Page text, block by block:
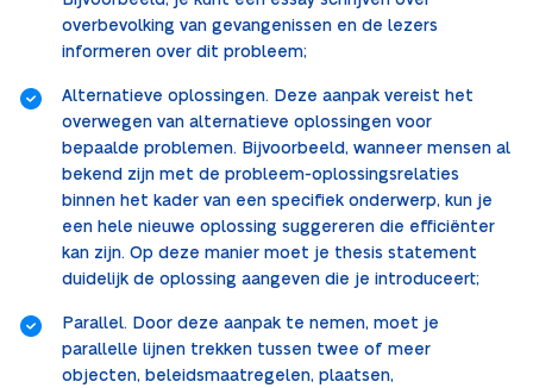
overbevolking van gevangenissen en de lezers
informeren over dit probleem;
Alternatieve oplossingen. Deze aanpak vereist het
overwegen van alternatieve oplossingen voor
bepaalde problemen. Bijvoorbeeld, wanneer mensen al
bekend zijn met de probleem-oplossingsrelaties
binnen het kader van een specifiek onderwerp, kun je
een hele nieuwe oplossing suggereren die efficiënter
kan zijn. Op deze manier moet je thesis statement
duidelijk de oplossing aangeven die je introduceert;
Parallel. Door deze aanpak te nemen, moet je
parallelle lijnen trekken tussen twee of meer
objecten, beleidsmaatregelen, plaatsen,